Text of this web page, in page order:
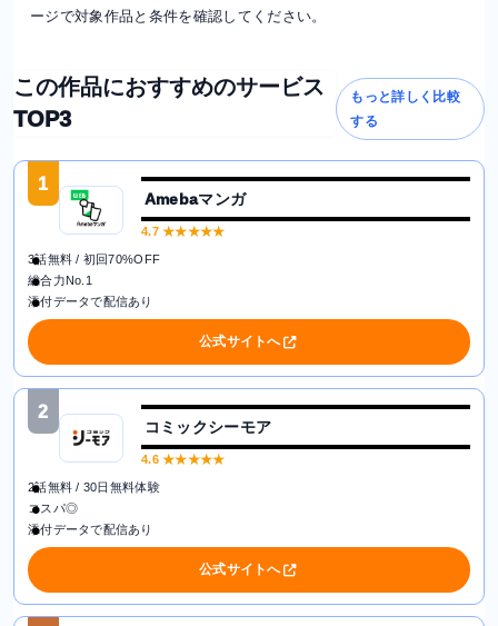
ージで対象作品と条件を確認してください。
この作品におすすめのサービス
TOP3
もっと詳しく比較
する
1
Amebaマンガ
4.7★★★★★
3話無料 / 初回70%OFF
総合力No.1
添付データで配信あり
公式サイトへ
2
コミックシーモア
4.6★★★★★
2話無料 / 30日無料体験
コスパ◎
添付データで配信あり
公式サイトへ